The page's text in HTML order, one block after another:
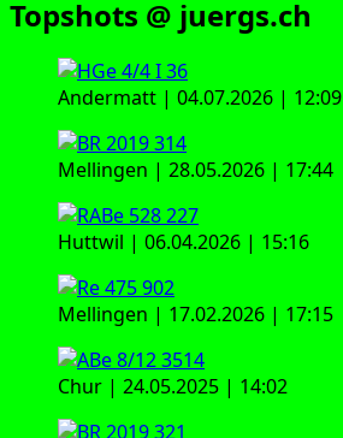
Topshots @ juergs.ch
Andermatt | 04.07.2026 | 12:09
Mellingen | 28.05.2026 | 17:44
Huttwil | 06.04.2026 | 15:16
Mellingen | 17.02.2026 | 17:15
Chur | 24.05.2025 | 14:02